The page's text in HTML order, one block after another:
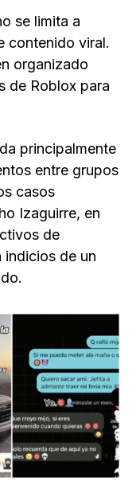
se limita a
contenido viral.
organizado
de Roblox para
principalmente
entre grupos
casos
Izaguirre, en
de
indicios de un